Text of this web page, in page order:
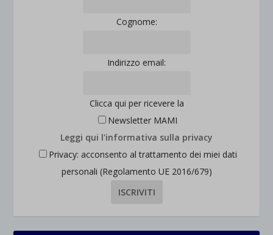
Cognome:
Indirizzo email:
Clicca qui per ricevere la
Newsletter MAMI
Leggi qui l'informativa sulla privacy
Privacy: acconsento al trattamento dei miei dati
personali (Regolamento UE 2016/679)